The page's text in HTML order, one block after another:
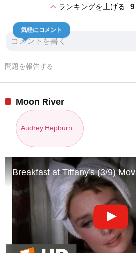
expand_lessランキングを上げる 9
気軽にコメント
問題を報告する
Moon River
Audrey Hepburn
Breakfast at Tiffany’s (3/9)